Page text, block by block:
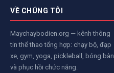
VỀ CHÚNG TÔI
Maychaybodien.org — kênh thông
tin thể thao tổng hợp: chạy bộ, đạp
xe, gym, yoga, pickleball, bóng bàn
và phục hồi chức năng.